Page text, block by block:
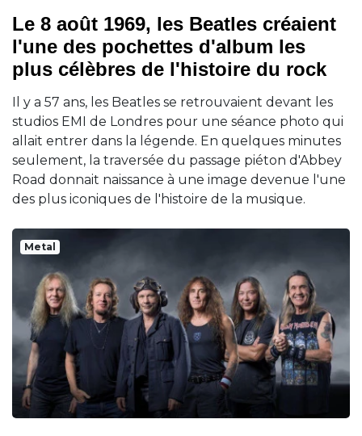
Le 8 août 1969, les Beatles créaient
l'une des pochettes d'album les
plus célèbres de l'histoire du rock
Il y a 57 ans, les Beatles se retrouvaient devant les
studios EMI de Londres pour une séance photo qui
allait entrer dans la légende. En quelques minutes
seulement, la traversée du passage piéton d'Abbey
Road donnait naissance à une image devenue l'une
des plus iconiques de l'histoire de la musique.
Metal